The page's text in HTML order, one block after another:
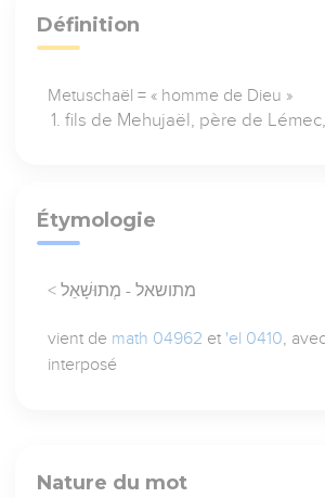
Définition
Metuschaël = « homme de Dieu »
fils de Mehujaël, père de
Étymologie
< מתושאל - מְתוּשָׁאֵל
vient de math 04962 et 'el 0410,
interposé
Nature du mot